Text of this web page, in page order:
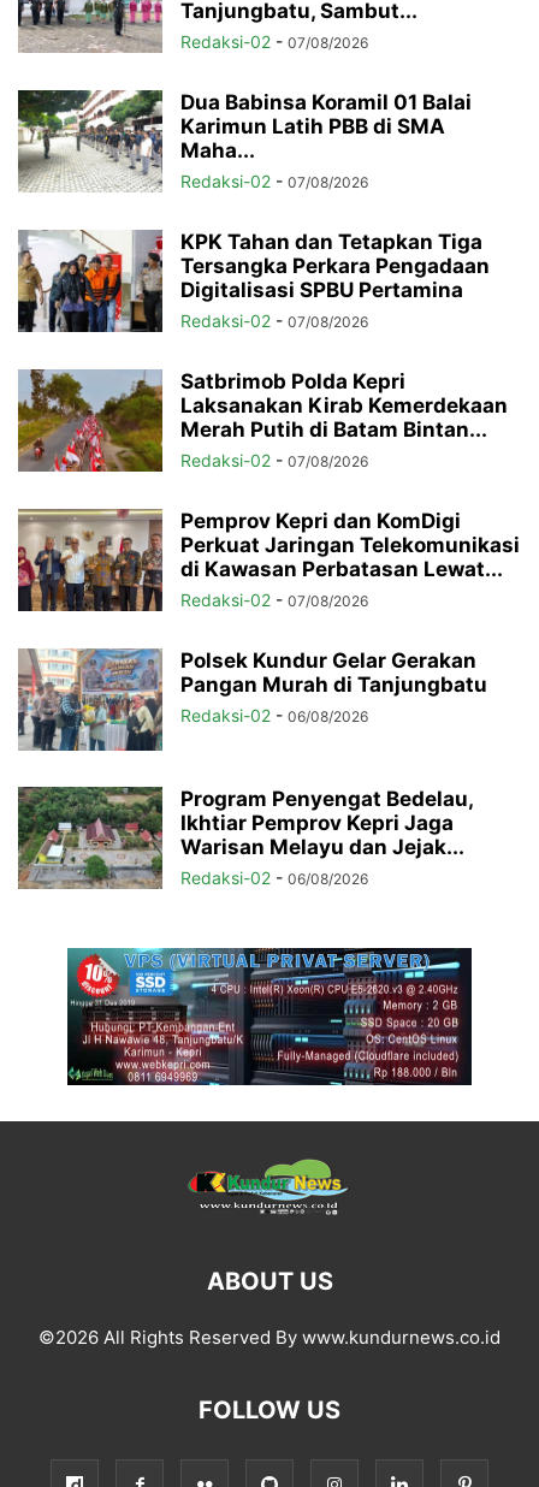
Tanjungbatu, Sambut...
Redaksi-02 - 07/08/2026
Dua Babinsa Koramil 01 Balai
Karimun Latih PBB di SMA
Maha...
Redaksi-02 - 07/08/2026
KPK Tahan dan Tetapkan Tiga
Tersangka Perkara Pengadaan
Digitalisasi SPBU Pertamina
Redaksi-02 - 07/08/2026
Satbrimob Polda Kepri
Laksanakan Kirab Kemerdekaan
Merah Putih di Batam Bintan...
Redaksi-02 - 07/08/2026
Pemprov Kepri dan KomDigi
Perkuat Jaringan Telekomunikasi
di Kawasan Perbatasan Lewat...
Redaksi-02 - 07/08/2026
Polsek Kundur Gelar Gerakan
Pangan Murah di Tanjungbatu
Redaksi-02 - 06/08/2026
Program Penyengat Bedelau,
Ikhtiar Pemprov Kepri Jaga
Warisan Melayu dan Jejak...
Redaksi-02 - 06/08/2026
ABOUT US
©2026 All Rights Reserved By www.kundurnews.co.id
FOLLOW US